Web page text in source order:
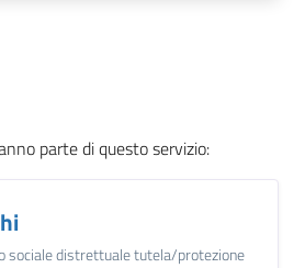
parte di questo servizio:
sociale distrettuale tutela/protezione